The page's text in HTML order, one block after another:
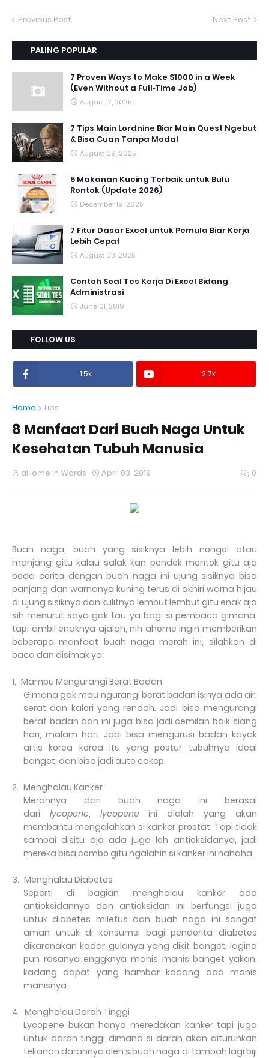
Previous Post Next Post
PALING POPULAR
7 Proven Ways to Make $1000 in a Week
(Even Without a Full‑Time Job)
August 17, 2025
7 Tips Main Lordnine Biar Main Quest Ngebut
& Bisa Cuan Tanpa Modal
August 09, 2025
5 Makanan Kucing Terbaik untuk Bulu
Rontok (Update 2026)
December 19, 2025
7 Fitur Dasar Excel untuk Pemula Biar Kerja
Lebih Cepat
August 03, 2025
Contoh Soal Tes Kerja Di Excel Bidang
Administrasi
June 01, 2019
FOLLOW US
1.5k 2.7k
Home Tips
8 Manfaat Dari Buah Naga Untuk
Kesehatan Tubuh Manusia
aHome In Words April 03, 2019 0
Buah naga, buah yang sisiknya lebih nongol atau
manjang gitu kalau salak kan pendek mentok gitu aja
beda cerita dengan buah naga ini ujung sisiknya bisa
panjang dan warnanya kuning terus di akhiri warna hijau
di ujung sisiknya dan kulitnya lembut lembut gitu enak aja
sih menurut saya gak tau ya bagi si pembaca gimana,
tapi ambil enaknya ajalah, nih ahome ingin memberikan
beberapa manfaat buah naga merah ini, silahkan di
baca dan disimak ya:
1. Mampu Mengurangi Berat Badan
Gimana gak mau ngurangi berat badan isinya ada air,
serat dan kalori yang rendah. Jadi bisa mengurangi
berat badan dan ini juga bisa jadi cemilan baik siang
hari, malam hari. Jadi bisa mengurusi badan kayak
artis korea korea itu yang postur tubuhnya ideal
banget, dan bisa jadi auto cakep.
2. Menghalau Kanker
Merahnya dari buah naga ini berasal
dari lycopene, lycopene ini dialah yang akan
membantu mengalahkan si kanker prostat. Tapi tidak
sampai disitu aja ada juga loh antioksidanya, jadi
mereka bisa combo gitu ngalahin si kanker ini hahaha.
3. Menghalau Diabetes
Seperti di bagian menghalau kanker ada
antioksidannya dan antioksidan ini berfungsi juga
untuk diabetes miletus dan buah naga ini sangat
aman untuk di konsumsi bagi penderita diabetes
dikarenakan kadar gulanya yang dikit banget, lagina
pun rasanya enggknya manis manis banget yakan,
kadang dapat yang hambar kadang ada manis
manisnya.
4. Menghalau Darah Tinggi
Lycopene bukan hanya meredakan kanker tapi juga
untuk darah tinggi dimana si darah akan diturunkan
tekanan darahnya oleh sibuah naga di tambah lagi biji